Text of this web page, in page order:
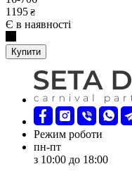
1195 ₴
Є в наявності
Купити
Режим роботи
пн-пт
з 10:00 до 18:00